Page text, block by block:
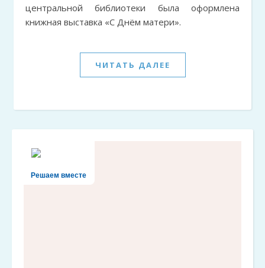
центральной библиотеки была оформлена
книжная выставка «С Днём матери».
ЧИТАТЬ ДАЛЕЕ
Решаем вместе